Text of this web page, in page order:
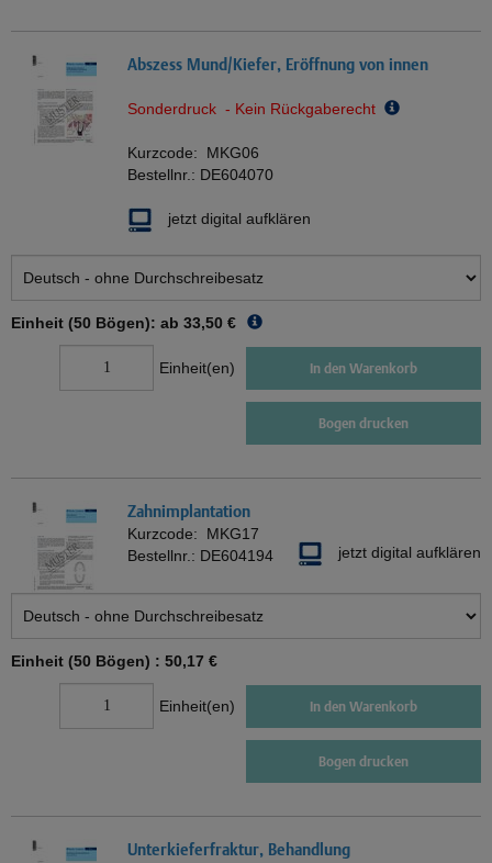
Abszess Mund/Kiefer, Eröffnung von innen
Sonderdruck - Kein Rückgaberecht
Kurzcode: MKG06
Bestellnr.: DE604070
jetzt digital aufklären
Einheit (50 Bögen): ab 33,50 €
Einheit(en) In den Warenkorb
Bogen drucken
Zahnimplantation
Kurzcode: MKG17
Bestellnr.: DE604194 jetzt digital aufklären
Einheit (50 Bögen) : 50,17 €
Einheit(en) In den Warenkorb
Bogen drucken
Unterkieferfraktur, Behandlung